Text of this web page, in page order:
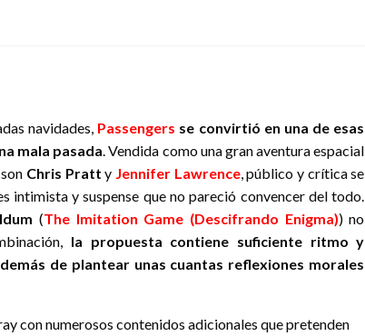
navidades, Passengers se convirtió en una de esas
mala pasada. Vendida como una gran aventura espacial
Chris Pratt y Jennifer Lawrence, público y crítica se
intimista y suspense que no pareció convencer del todo.
(The Imitation Game (Descifrando Enigma)) no
la propuesta contiene suficiente ritmo y
de plantear unas cuantas reflexiones morales
con numerosos contenidos adicionales que pretenden